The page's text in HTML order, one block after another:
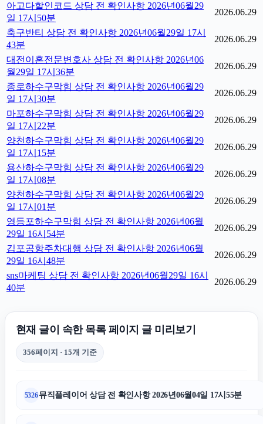
아고다할인코드 상담 전 확인사항 2026년06월29
일 17시50분
2026.06.29
축구반티 상담 전 확인사항 2026년06월29일 17시
43분
2026.06.29
대전이혼전문변호사 상담 전 확인사항 2026년06
월29일 17시36분
2026.06.29
종로하수구막힘 상담 전 확인사항 2026년06월29
일 17시30분
2026.06.29
마포하수구막힘 상담 전 확인사항 2026년06월29
일 17시22분
2026.06.29
양천하수구막힘 상담 전 확인사항 2026년06월29
일 17시15분
2026.06.29
용산하수구막힘 상담 전 확인사항 2026년06월29
일 17시08분
2026.06.29
양천하수구막힘 상담 전 확인사항 2026년06월29
일 17시01분
2026.06.29
영등포하수구막힘 상담 전 확인사항 2026년06월
29일 16시54분
2026.06.29
김포공항주차대행 상담 전 확인사항 2026년06월
29일 16시48분
2026.06.29
sns마케팅 상담 전 확인사항 2026년06월29일 16시
40분
2026.06.29
현재 글이 속한 목록 페이지 글 미리보기
356페이지 · 15개 기준
5326뮤직플레이어 상담 전 확인사항 2026년06월04일 17시55분